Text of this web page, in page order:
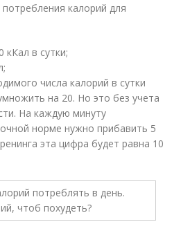
калорий для
кКал в сутки;
числа калорий в сутки
на 20. Но это без учета
На каждую минуту
норме нужно прибавить 5
эта цифра будет равна 10